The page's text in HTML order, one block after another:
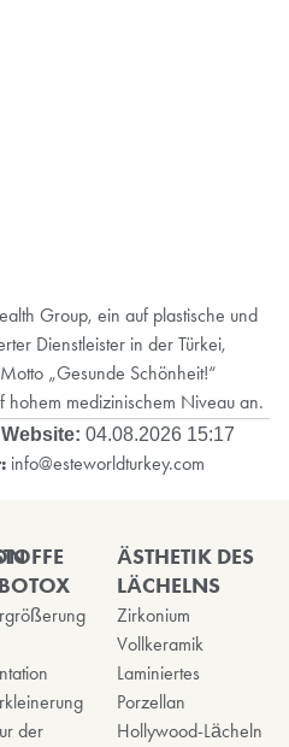
Group, ein auf plastische und
Dienstleister in der Türkei,
„Gesunde Schönheit!“
hohem medizinischem Niveau an.
04.08.2026 15:17
info@esteworldturkey.com
der
ÄSTHETIK DES
LÄCHELNS
Zirkonium
Vollkeramik
Laminiertes
Porzellan
Hollywood-Lächeln